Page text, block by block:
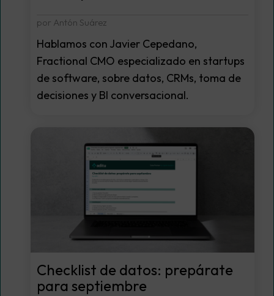
por Antón Suárez
Hablamos con Javier Cepedano,
Fractional CMO especializado en startups
de software, sobre datos, CRMs, toma de
decisiones y BI conversacional.
Checklist de datos: prepárate
para septiembre